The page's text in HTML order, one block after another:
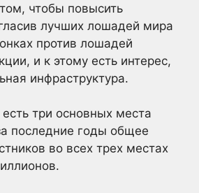
чтобы повысить
лучших лошадей мира
против лошадей
и к этому есть интерес,
инфраструктура.
три основных места
последние годы общее
во всех трех местах